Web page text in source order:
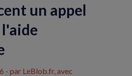
un appel
- par LeBlob.fr, avec